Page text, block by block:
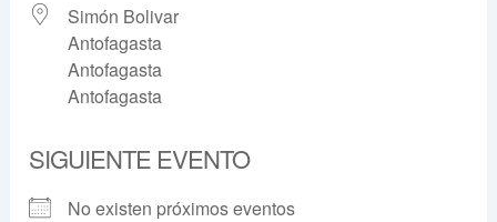
Simón Bolivar
Antofagasta
Antofagasta
Antofagasta
SIGUIENTE EVENTO
No existen próximos eventos